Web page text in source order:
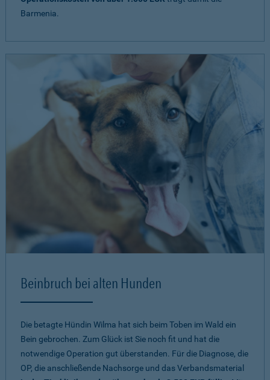
Barmenia.
Beinbruch bei alten Hunden
Die betagte Hündin Wilma hat sich beim Toben im Wald ein
Bein gebrochen. Zum Glück ist Sie noch fit und hat die
notwendige Operation gut überstanden. Für die Diagnose, die
OP, die anschließende Nachsorge und das Verbandsmaterial